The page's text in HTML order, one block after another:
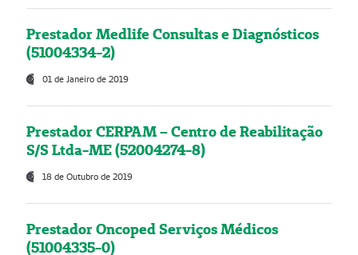
Prestador Medlife Consultas e Diagnósticos
(51004334-2)
01 de Janeiro de 2019
Prestador CERPAM – Centro de Reabilitação
S/S Ltda-ME (52004274-8)
18 de Outubro de 2019
Prestador Oncoped Serviços Médicos
(51004335-0)